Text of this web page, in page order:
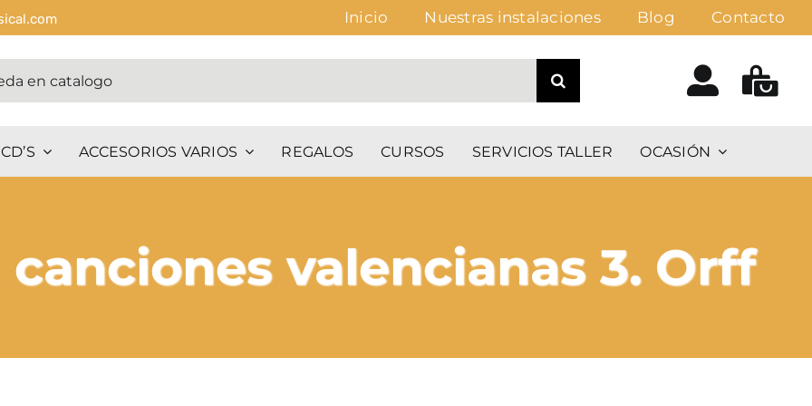
Inicio Nuestras instalaciones Blog Contacto
ACCESORIOS VARIOS REGALOS CURSOS SERVICIOS TALLER OCASIÓN
valencianas 3. Orff